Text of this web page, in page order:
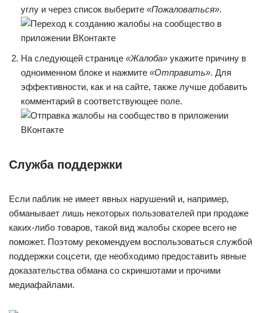
углу и через список выберите «Пожаловаться».
На следующей странице «Жалоба» укажите причину в
одноименном блоке и нажмите «Отправить». Для
эффективности, как и на сайте, также лучше добавить
комментарий в соответствующее поле.
Служба поддержки
Если паблик не имеет явных нарушений и, например,
обманывает лишь некоторых пользователей при продаже
каких-либо товаров, такой вид жалобы скорее всего не
поможет. Поэтому рекомендуем воспользоваться службой
поддержки соцсети, где необходимо предоставить явные
доказательства обмана со скриншотами и прочими
медиафайлами.